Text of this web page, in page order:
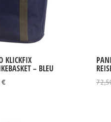
KLICKFIX
– BLEU
€Le